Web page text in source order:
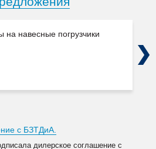
навесные погрузчики
Next
с БЗТДиА.
дилерское соглашение с